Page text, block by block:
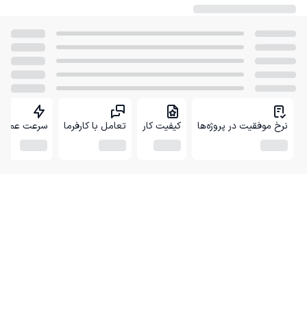
نرخ موفقیت در پروژه‌ها کیفیت کار تعامل با کارفرما سرعت عمل